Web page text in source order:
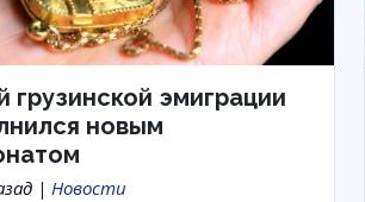
грузинской эмиграции
новым
| Новости